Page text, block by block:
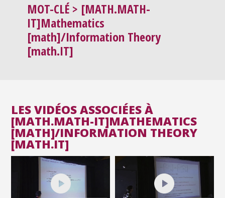
MOT-CLÉ > [MATH.MATH-
IT]Mathematics
[math]/Information Theory
[math.IT]
LES VIDÉOS ASSOCIÉES À
[MATH.MATH-IT]MATHEMATICS
[MATH]/INFORMATION THEORY
[MATH.IT]